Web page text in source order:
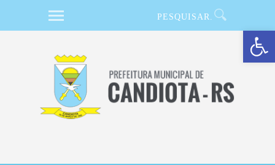
Barra de Ferramentas Aberta